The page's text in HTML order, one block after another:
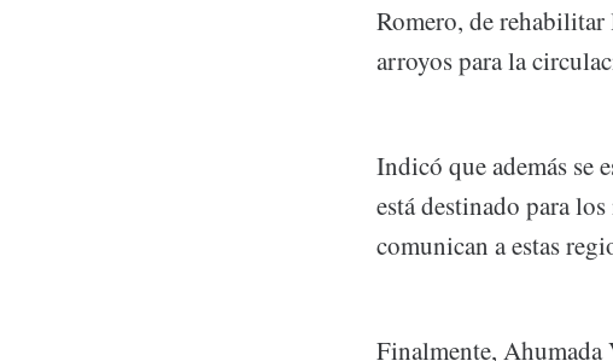
Romero, de rehabilitar
arroyos para la
Indicó que además se
está destinado para
comunican a estas
Finalmente, Ahumada